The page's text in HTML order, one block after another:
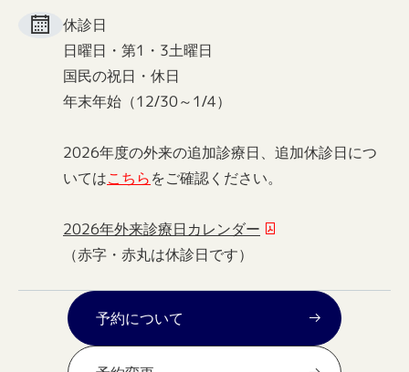
休診日
日曜日・第1・3土曜日
国民の祝日・休日
年末年始（12/30～1/4）
2026年度の外来の追加診療日、追加休診日につ
いてはこちらをご確認ください。
2026年外来診療日カレンダー
（赤字・赤丸は休診日です）
予約について